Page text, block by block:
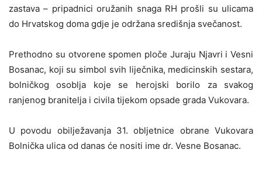
zastava – pripadnici oružanih snaga RH prošli su ulicama
do Hrvatskog doma gdje je održana središnja svečanost.
Prethodno su otvorene spomen ploče Juraju Njavri i Vesni
Bosanac, koji su simbol svih liječnika, medicinskih sestara,
bolničkog osoblja koje se herojski borilo za svakog
ranjenog branitelja i civila tijekom opsade grada Vukovara.
U povodu obilježavanja 31. obljetnice obrane Vukovara
Bolnička ulica od danas će nositi ime dr. Vesne Bosanac.